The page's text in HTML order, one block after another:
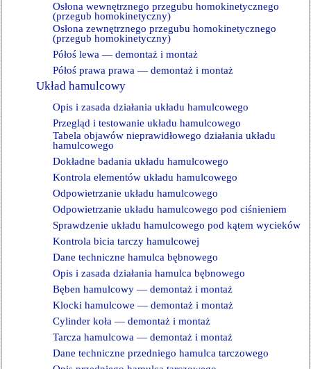
Osłona wewnętrznego przegubu homokinetycznego
(przegub homokinetyczny)
Osłona zewnętrznego przegubu homokinetycznego
(przegub homokinetyczny)
Półoś lewa — demontaż i montaż
Półoś prawa prawa — demontaż i montaż
Układ hamulcowy
Opis i zasada działania układu hamulcowego
Przegląd i testowanie układu hamulcowego
Tabela objawów nieprawidłowego działania układu
hamulcowego
Dokładne badania układu hamulcowego
Kontrola elementów układu hamulcowego
Odpowietrzanie układu hamulcowego
Odpowietrzanie układu hamulcowego pod ciśnieniem
Sprawdzenie układu hamulcowego pod kątem wycieków
Kontrola bicia tarczy hamulcowej
Dane techniczne hamulca bębnowego
Opis i zasada działania hamulca bębnowego
Bęben hamulcowy — demontaż i montaż
Klocki hamulcowe — demontaż i montaż
Cylinder koła — demontaż i montaż
Tarcza hamulcowa — demontaż i montaż
Dane techniczne przedniego hamulca tarczowego